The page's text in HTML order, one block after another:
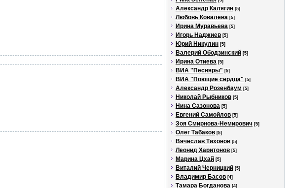
Александр Калягин [5]
Любовь Ковалева [5]
Ирина Муравьева [5]
Игорь Наджиев [5]
Юрий Никулин [5]
Валерий Ободзинский [5]
Ирина Отиева [5]
ВИА "Песняры" [5]
ВИА "Поющие сердца" [5]
Александр Розенбаум [5]
Николай Рыбников [5]
Нина Сазонова [5]
Евгений Самойлов [5]
Зоя Смирнова-Немирович [5]
Олег Табаков [5]
Вячеслав Тихонов [5]
Леонид Харитонов [5]
Марина Цхай [5]
Виталий Черницкий [5]
Владимир Басов [4]
Тамара Богданова [4]